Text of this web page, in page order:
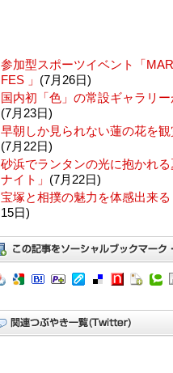
参加型スポーツイベント「
FES 」 (7月26日)
国内初「色」の常設ギャラリ
(7月23日)
早朝しか見られない蓮の花を
(7月22日)
砂浜でランタンの光に抱かれ
ナイト」 (7月22日)
宝塚と相撲の魅力を体感出来
15日)